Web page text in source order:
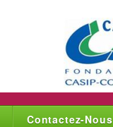
Contactez-Nous